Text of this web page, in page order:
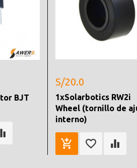
BJT
S/20.0
1xSolarbotics RW2i
Wheel (tornillo de
interno)